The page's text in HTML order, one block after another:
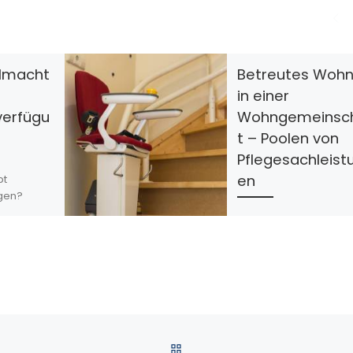
Betreutes
in einer
t – Poolen von
en